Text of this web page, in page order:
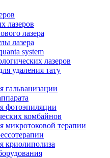
лазеров
лазера
лазера
system
лазеров
удаления тату
гальванизации
фотоэпиляции
комбайнов
микротоковой терапии
криолиполиза